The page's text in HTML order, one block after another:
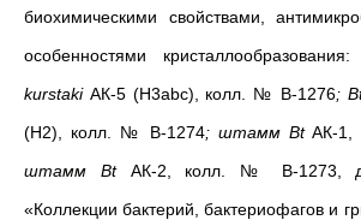
биохимическими свойствами,
особенностями
kurstaki АК-5 (Н3abc), колл. № В-1276;
(Н2),
колл. № В-1274; штамм Bt АК-1,
штамм BtАК-2, колл. № В-1273,
«Коллекции бактерий, бактериофагов и